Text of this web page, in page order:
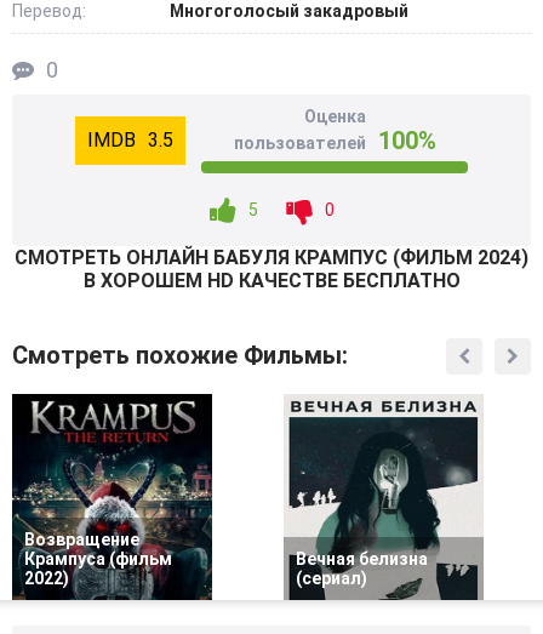
Рождественский вечер медленно превращается в
Перевод:
Многоголосый закадровый
0
3.5
Оценка
пользователей
100%
5 0
СМОТРEТЬ ОНЛАЙН БАБУЛЯ КРАМПУС (ФИЛЬМ 2024)
В ХОРОШЕМ HD КАЧЕСТВЕ БЕСПЛАТНО
Смотреть похожие Фильмы:
Возвращение
Крампуса (фильм
2022)
Вечная белизна
(сериал)